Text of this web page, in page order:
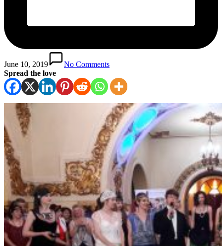
June 10, 2019
No Comments
Spread the love